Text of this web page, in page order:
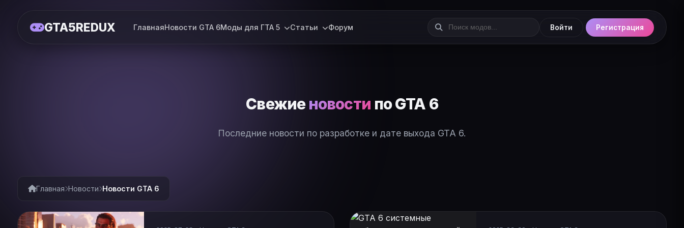
GTA5REDUX ГлавнаяНовости GTA 6Моды для ГТА 5 Статьи Форум Войти Регистрация
Свежиеновости по GTA 6
Последние новости по разработке и дате выхода GTA 6.
Главная Новости Новости GTA 6